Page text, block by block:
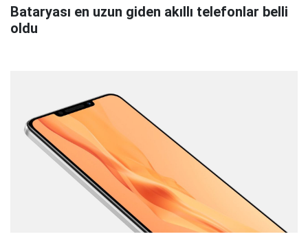
Bataryası en uzun giden akıllı telefonlar belli
oldu